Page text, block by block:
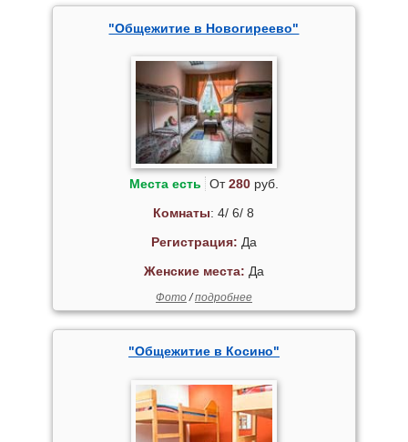
"Общежитие в Новогиреево"
Места есть От280руб.
Комнаты: 4/ 6/ 8
Регистрация: Да
Женские места: Да
Фото/подробнее
"Общежитие в Косино"